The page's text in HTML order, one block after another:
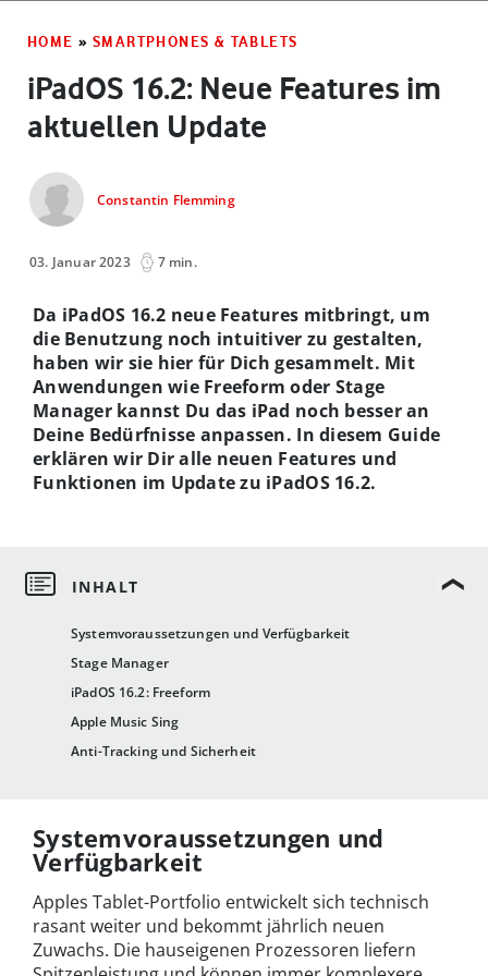
HOME » SMARTPHONES & TABLETS
iPadOS 16.2: Neue Features im
aktuellen Update
Constantin Flemming
03. Januar 2023 7 min.
Systemvoraussetzungen und Verfügbarkeit
Stage Manager
iPadOS 16.2: Freeform
Apple Music Sing
Anti-Tracking und Sicherheit
Da iPadOS 16.2 neue Features mitbringt, um
die Benutzung noch intuitiver zu gestalten,
haben wir sie hier für Dich gesammelt. Mit
Anwendungen wie Freeform oder Stage
Manager kannst Du das iPad noch besser an
Deine Bedürfnisse anpassen. In diesem Guide
erklären wir Dir alle neuen Features und
Funktionen im Update zu iPadOS 16.2.
Systemvoraussetzungen und
Verfügbarkeit
Apples Tablet-Portfolio entwickelt sich technisch
rasant weiter und bekommt jährlich neuen
Zuwachs. Die hauseigenen Prozessoren liefern